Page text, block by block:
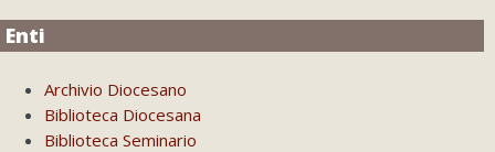
Enti
Archivio Diocesano
Biblioteca Diocesana
Biblioteca Seminario